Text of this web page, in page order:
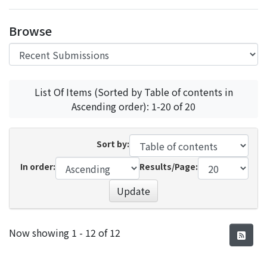
Browse
List Of Items (Sorted by Table of contents in
Ascending order): 1-20 of 20
Sort by:
In order:
Results/Page:
Update
Recent Submissions
Now showing 1 - 12 of 12